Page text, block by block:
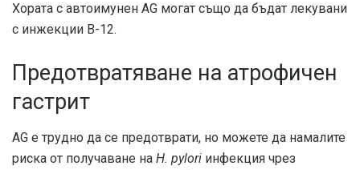
Хората с автоимунен AG могат също да бъдат лекувани
с инжекции B-12.
Предотвратяване на атрофичен
гастрит
AG е трудно да се предотврати, но можете да намалите
риска от получаване на H. pylori инфекция чрез